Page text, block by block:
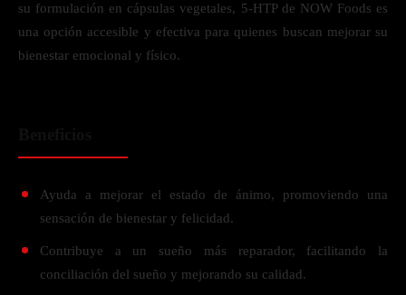
su formulación en cápsulas vegetales, 5-HTP de NOW Foods es
una opción accesible y efectiva para quienes buscan mejorar su
bienestar emocional y físico.
Ayuda a mejorar el estado de ánimo, promoviendo una
sensación de bienestar y felicidad.
Contribuye a un sueño más reparador, facilitando la
conciliación del sueño y mejorando su calidad.